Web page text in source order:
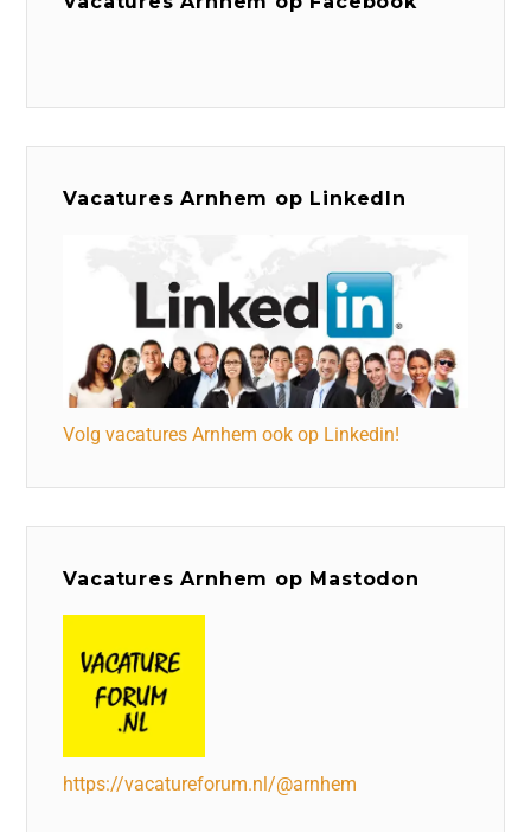
Vacatures Arnhem op LinkedIn
Volg vacatures Arnhem ook op Linkedin!
Vacatures Arnhem op Mastodon
https://vacatureforum.nl/@arnhem